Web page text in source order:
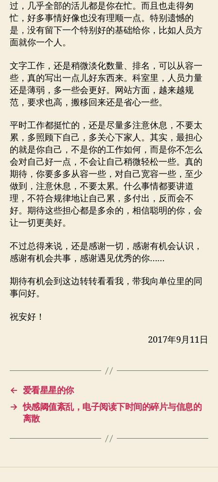
过，几乎全部的活儿都是你在忙。而且也走得匆
忙，好多事情好像也没有理顺一点。特别遗憾的
是，没有留下一个特别好的基础给你，比如人员方
面就你一个人。
文字工作，还是稍微淡化数量、排名，可以从容一
些，真的写出一点儿好东西来。科室里，人员力量
还是薄弱，多一些会更好。网站方面，越来越规
范，要求也高，搬移回来还是省心一些。
平时工作都挺忙的，还是尽量多注意休息，不要太
累，多照顾下自己，多关心下家人。其实，最担心
的就是你自己，不是你的工作如何，而是你不怎么
会对自己好一点，不会让自己稍微轻松一些。真的
期待，你要多多从容一些，对自己宽容一些，至少
做到，注意休息，不要太累。什么事情都要讲道
理，不符合规律地让自己累，多付出，反而会不
好。期待这些担心都是多余的，相信聪明的你，会
让一切更美好。
不过总得来说，还是感谢一切，感谢有机会认识，
感谢有机会共事，感谢遇见优秀的你……
期待有机会到这边转转看看我，带我向单位里的同
事问好。
祝安好！
2017年9月11日
←
爱看星星的你
→ 快感阈值紊乱，电子阅读下时间的碎片与信息的
离散